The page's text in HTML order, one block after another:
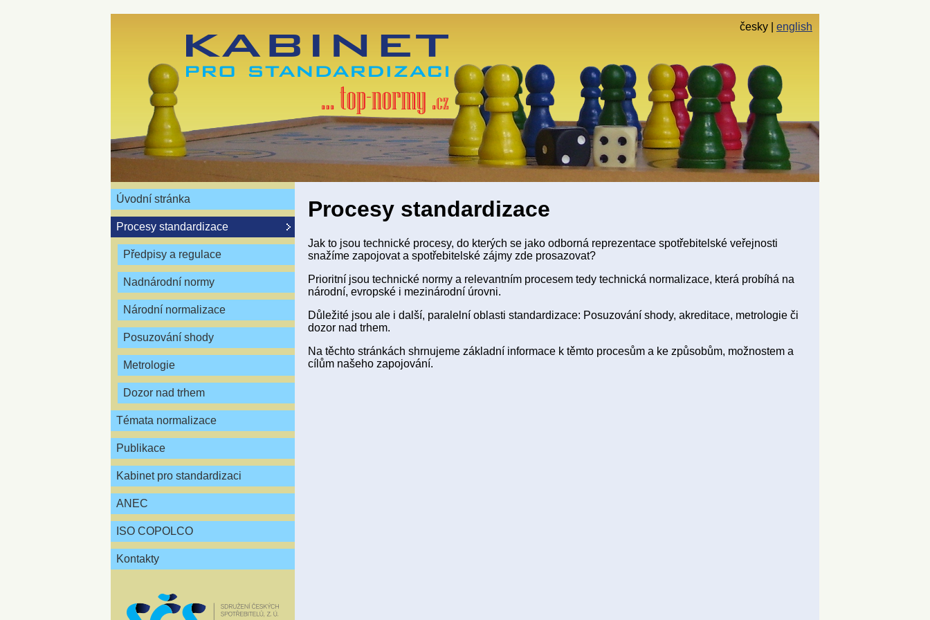
česky english
Úvodní stránka
Procesy standardizace
Předpisy a regulace
Nadnárodní normy
Národní normalizace
Posuzování shody
Metrologie
Dozor nad trhem
Témata normalizace
Publikace
Kabinet pro standardizaci
ANEC
ISO COPOLCO
Kontakty
Procesy standardizace
Jak to jsou technické procesy, do kterých se jako odborná reprezentace spotřebitelské veřejnosti
snažíme zapojovat a spotřebitelské zájmy zde prosazovat?
Prioritní jsou technické normy a relevantním procesem tedy technická normalizace, která probíhá na
národní, evropské i mezinárodní úrovni.
Důležité jsou ale i další, paralelní oblasti standardizace: Posuzování shody, akreditace, metrologie či
dozor nad trhem.
Na těchto stránkách shrnujeme základní informace k těmto procesům a ke způsobům, možnostem a
cílům našeho zapojování.